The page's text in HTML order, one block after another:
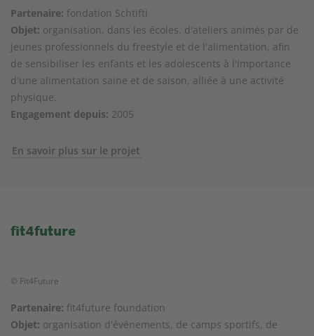
Partenaire: fondation Schtifti
Objet: organisation, dans les écoles, d'ateliers animés par de
jeunes professionnels du freestyle et de l'alimentation, afin
de sensibiliser les enfants et les adolescents à l'importance
d'une alimentation saine et de saison, alliée à une activité
physique.
Engagement depuis: 2005
En savoir plus sur le projet
fit4future
© Fit4Future
Partenaire: fit4future foundation
Objet: organisation d'événements, de camps sportifs, de